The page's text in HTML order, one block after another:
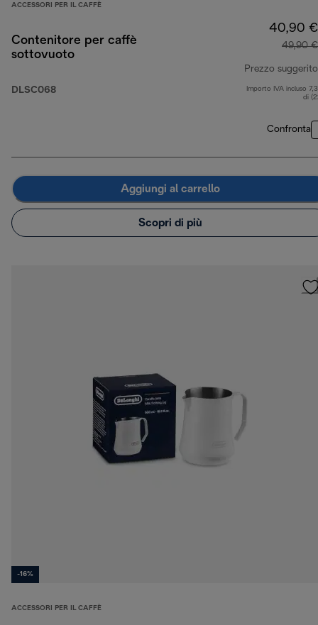
ACCESSORI PER IL CAFFÈ
Contenitore per caffè
sottovuoto
DLSC068
40,90 €
49,90 €
Prezzo suggerito
Importo IVA incluso
di
Confronta
Aggiungi al carrello
Scopri di più
-16%
ACCESSORI PER IL CAFFÈ